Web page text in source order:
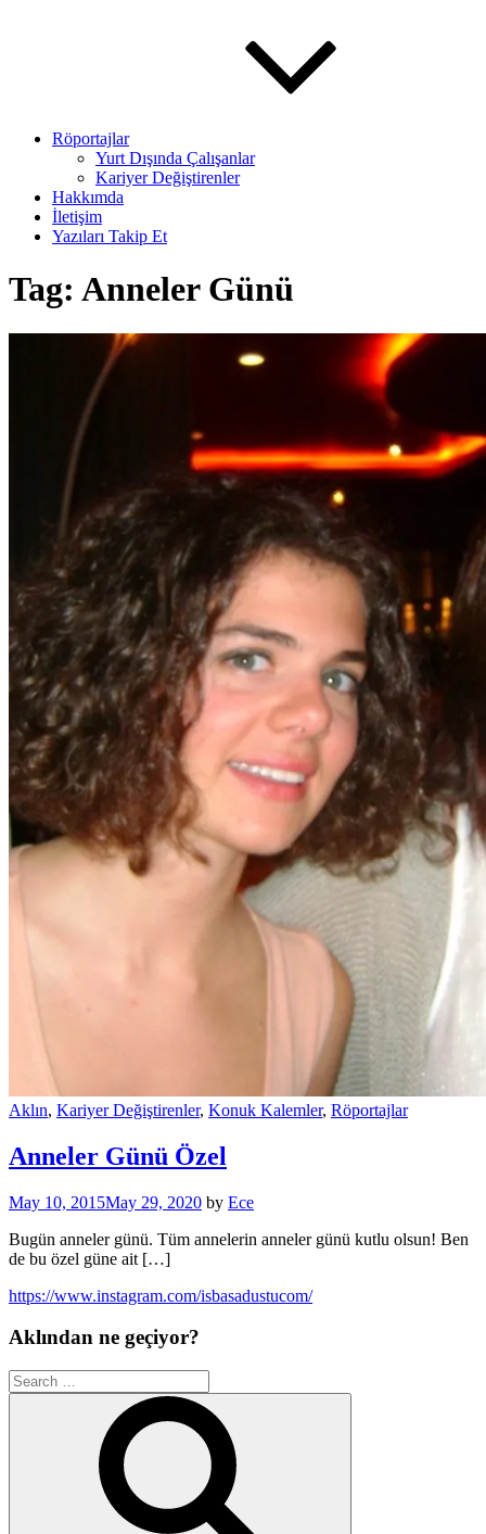
Röportajlar
Yurt Dışında Çalışanlar
Kariyer Değiştirenler
Hakkımda
İletişim
Yazıları Takip Et
Tag: Anneler Günü
Aklın, Kariyer Değiştirenler, Konuk Kalemler, Röportajlar
Anneler Günü Özel
May 10, 2015May 29, 2020 by Ece
Bugün anneler günü. Tüm annelerin anneler günü kutlu olsun! Ben
de bu özel güne ait […]
https://www.instagram.com/isbasadustucom/
Aklından ne geçiyor?
Search
for: